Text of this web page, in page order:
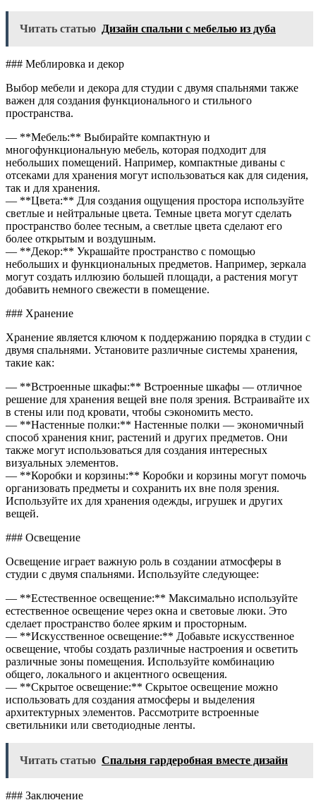
Читать статью Дизайн спальни с мебелью из дуба
### Меблировка и декор
Выбор мебели и декора для студии с двумя спальнями также
важен для создания функционального и стильного
пространства.
— **Мебель:** Выбирайте компактную и
многофункциональную мебель, которая подходит для
небольших помещений. Например, компактные диваны с
отсеками для хранения могут использоваться как для сидения,
так и для хранения.
— **Цвета:** Для создания ощущения простора используйте
светлые и нейтральные цвета. Темные цвета могут сделать
пространство более тесным, а светлые цвета сделают его
более открытым и воздушным.
— **Декор:** Украшайте пространство с помощью
небольших и функциональных предметов. Например, зеркала
могут создать иллюзию большей площади, а растения могут
добавить немного свежести в помещение.
### Хранение
Хранение является ключом к поддержанию порядка в студии с
двумя спальнями. Установите различные системы хранения,
такие как:
— **Встроенные шкафы:** Встроенные шкафы — отличное
решение для хранения вещей вне поля зрения. Встраивайте их
в стены или под кровати, чтобы сэкономить место.
— **Настенные полки:** Настенные полки — экономичный
способ хранения книг, растений и других предметов. Они
также могут использоваться для создания интересных
визуальных элементов.
— **Коробки и корзины:** Коробки и корзины могут помочь
организовать предметы и сохранить их вне поля зрения.
Используйте их для хранения одежды, игрушек и других
вещей.
### Освещение
Освещение играет важную роль в создании атмосферы в
студии с двумя спальнями. Используйте следующее:
— **Естественное освещение:** Максимально используйте
естественное освещение через окна и световые люки. Это
сделает пространство более ярким и просторным.
— **Искусственное освещение:** Добавьте искусственное
освещение, чтобы создать различные настроения и осветить
различные зоны помещения. Используйте комбинацию
общего, локального и акцентного освещения.
— **Скрытое освещение:** Скрытое освещение можно
использовать для создания атмосферы и выделения
архитектурных элементов. Рассмотрите встроенные
светильники или светодиодные ленты.
Читать статью Спальня гардеробная вместе дизайн
### Заключение